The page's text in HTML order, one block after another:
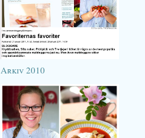
Arkiv 2010